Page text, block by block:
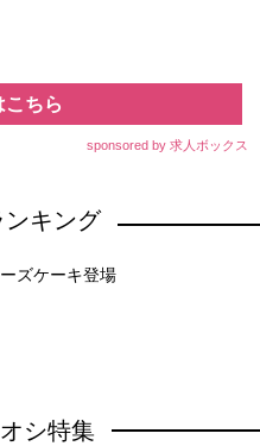
こちら
sponsored by 求人ボックス
ンキング
ズケーキ登場
シ特集